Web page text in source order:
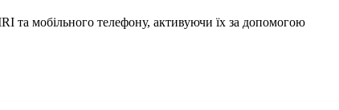
та мобільного телефону, активуючи їх за допомогою